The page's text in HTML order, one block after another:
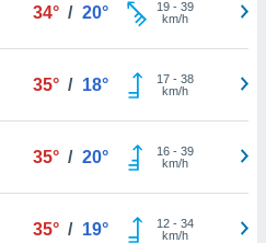
34° / 20° 19- 39
km/h
35° / 18° 17- 38
km/h
35° / 20° 16- 39
km/h
35° / 19° 12- 34
km/h